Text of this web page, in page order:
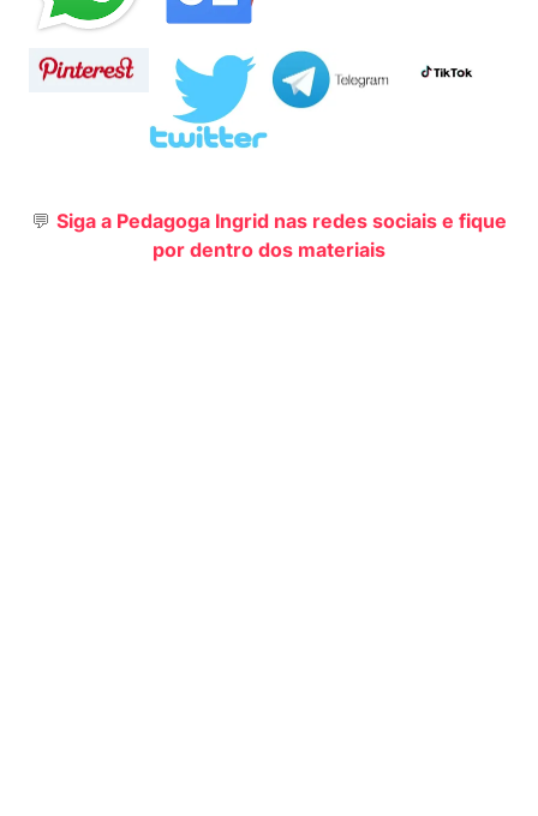
💬 Siga a Pedagoga Ingrid nas redes sociais e fique
por dentro dos materiais